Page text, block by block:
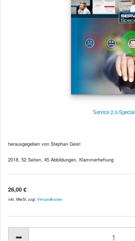
Service 2.0-Special
herausgegeben von Stephan Geist
2018, 52 Seiten, 45 Abbildungen, Klammerheftung
26,00 €
inkl. MwSt. zzgl. Versandkosten